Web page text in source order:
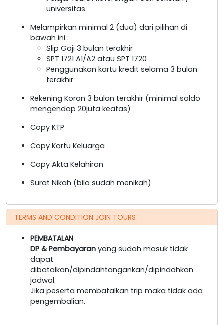
universitas
Melampirkan minimal 2 (dua) dari pilihan di
bawah ini :
Slip Gaji 3 bulan terakhir
SPT 1721 A1/A2 atau SPT 1720
Penggunakan kartu kredit selama 3 bulan
terakhir
Rekening Koran 3 bulan terakhir (minimal saldo
mengendap 20juta keatas)
Copy KTP
Copy Kartu Keluarga
Copy Akta Kelahiran
Surat Nikah (bila sudah menikah)
TERMS AND CONDITION JOIN TOURS
PEMBATALAN
DP & Pembayaran yang sudah masuk tidak
dapat
dibatalkan/dipindahtangankan/dipindahkan
jadwal.
Jika peserta membatalkan trip maka tidak ada
pengembalian.